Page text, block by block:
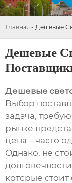
Главная - Дешевые
Дешевые
Дешевые
Выбор
задача,
рынке
цена – часто
Однако, не
которые